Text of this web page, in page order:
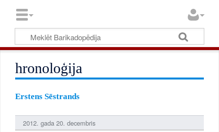
hronoloģija
Erstens Sēstrands
2012. gada 20. decembris